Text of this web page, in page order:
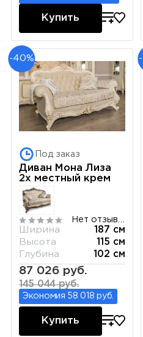
Купить
-40%
Под заказ
Диван Мона Лиза
2х местный крем
Ширина
187 см
Высота
115 см
Глубина
102 см
87 026 руб.
145 044 руб.
Экономия 58 018 руб.
Купить